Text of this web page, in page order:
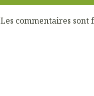
Les commentaires sont